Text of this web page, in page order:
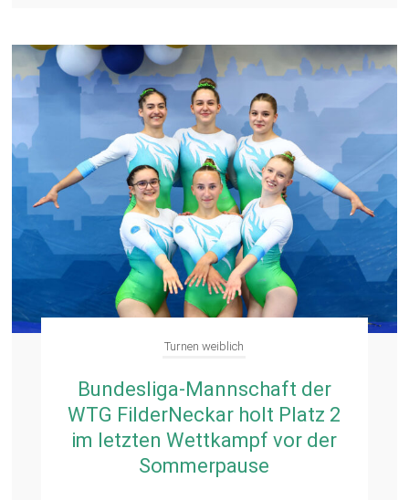
Turnen weiblich
Bundesliga-Mannschaft der
WTG FilderNeckar holt Platz 2
im letzten Wettkampf vor der
Sommerpause